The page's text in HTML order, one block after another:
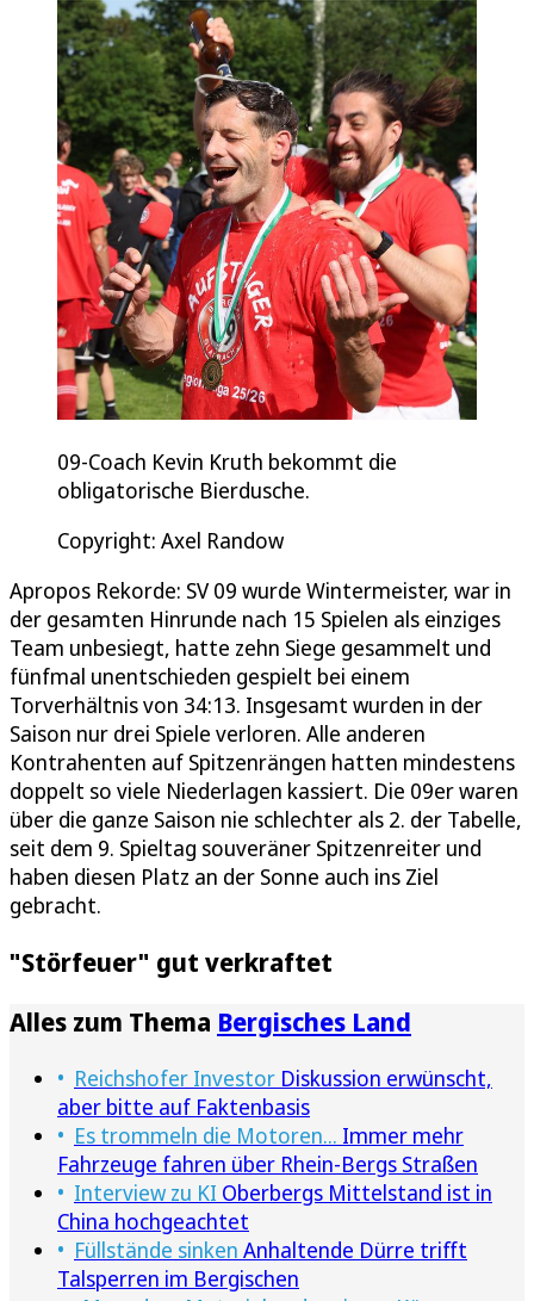
09-Coach Kevin Kruth bekommt die
obligatorische Bierdusche.
Copyright: Axel Randow
Apropos Rekorde: SV 09 wurde Wintermeister, war in
der gesamten Hinrunde nach 15 Spielen als einziges
Team unbesiegt, hatte zehn Siege gesammelt und
fünfmal unentschieden gespielt bei einem
Torverhältnis von 34:13. Insgesamt wurden in der
Saison nur drei Spiele verloren. Alle anderen
Kontrahenten auf Spitzenrängen hatten mindestens
doppelt so viele Niederlagen kassiert. Die 09er waren
über die ganze Saison nie schlechter als 2. der Tabelle,
seit dem 9. Spieltag souveräner Spitzenreiter und
haben diesen Platz an der Sonne auch ins Ziel
gebracht.
"Störfeuer" gut verkraftet
Alles zum Thema Bergisches Land
Reichshofer Investor Diskussion erwünscht,
aber bitte auf Faktenbasis
Es trommeln die Motoren... Immer mehr
Fahrzeuge fahren über Rhein-Bergs Straßen
Interview zu KI Oberbergs Mittelstand ist in
China hochgeachtet
Füllstände sinken Anhaltende Dürre trifft
Talsperren im Bergischen